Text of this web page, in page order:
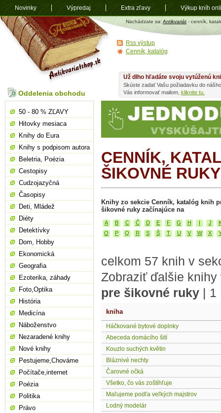
Antikvariát
shop.sk
Nachádzate sa: Antikvariát - cenník,
CENNÍK,
ŠIKOVNÉ RUKY
Knihy zo sekcie Cenník, katalóg knih
šikovné ruky začínajúce na
A B C Č D E F G H J
O
P Q R S Š T U V W X
celkom 57 knih v
Zobraziť ďalšie
pre šikovné ruky | 1
kniha
Háčkované bytové doplnky
Abeceda domácího šití
Kouzlo suchých květin
Bláznivé nechty
Čarovné očká
Všetko, čo vás zoštíhľuje
Maľujeme podľa veľkých majstrov
Lodný modelár
Už dlho hľadáte svoju vytúženú
Skúste zadať Vašu požiadavku do
Vás informovať mailom, kliknite tu.
Oddelenia obchodu
50 - 80 % ZĽAVY
Hitovky mesiaca
Knihy do Eura
Knihy s podpisom autora
Beletria, Poézia
Cestopisy
Cudzojazyčná
Časopisy
Deti, Mládež
Diéty
Detektívky
Dom, Hobby
Ekonomická
Geografia
Ezoterika, záhady
Foto,Optika
História
Medicína
Náboženstvo
Nezaradené knihy
Nové knihy
Pestujeme,Chováme
Počítače,internet
Poézia
Politika
Právo
Rss výstup
Cenník, katalóg
Novinky Výpredaj Extra zľavy Výkup kníh